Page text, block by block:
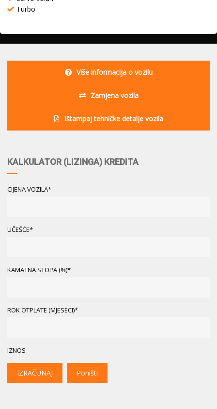
Turbo
Više informacija o vozilu
Zamjena vozila
Ištampaj tehničke detalje vozila
KALKULATOR (LIZINGA) KREDITA
CIJENA VOZILA*
UČEŠĆE*
KAMATNA STOPA (%)*
ROK OTPLATE (MJESECI)*
IZNOS
IZRAČUNAJ Poništi